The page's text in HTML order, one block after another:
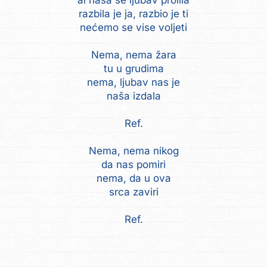
razbila je ja, razbio je ti
nećemo se vise voljeti
Nema, nema žara
tu u grudima
nema, ljubav nas je
naša izdala
Ref.
Nema, nema nikog
da nas pomiri
nema, da u ova
srca zaviri
Ref.